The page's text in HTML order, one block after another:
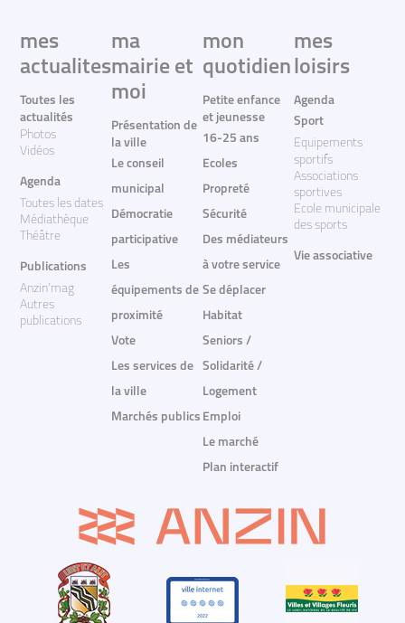
mes
actualites
Toutes les
actualités
Photos
Vidéos
Agenda
Toutes les dates
Médiathèque
Théâtre
Publications
Anzin'mag
Autres
publications
ma
mairie et
moi
Présentation de
la ville
Le conseil
municipal
Démocratie
participative
Les
équipements de
proximité
Vote
Les services de
la ville
Marchés publics
mon
quotidien
Petite enfance
et jeunesse
16-25 ans
Ecoles
Propreté
Sécurité
Des médiateurs
à votre service
Se déplacer
Habitat
Seniors /
Solidarité /
Logement
Emploi
Le marché
Plan interactif
mes
loisirs
Agenda
Sport
Equipements
sportifs
Associations
sportives
Ecole municipale
des sports
Vie associative